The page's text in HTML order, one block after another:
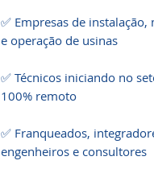
✅ Empresas de instalação,
e operação de usinas
✅ Técnicos iniciando no
100% remoto
✅ Franqueados,
engenheiros e consultores